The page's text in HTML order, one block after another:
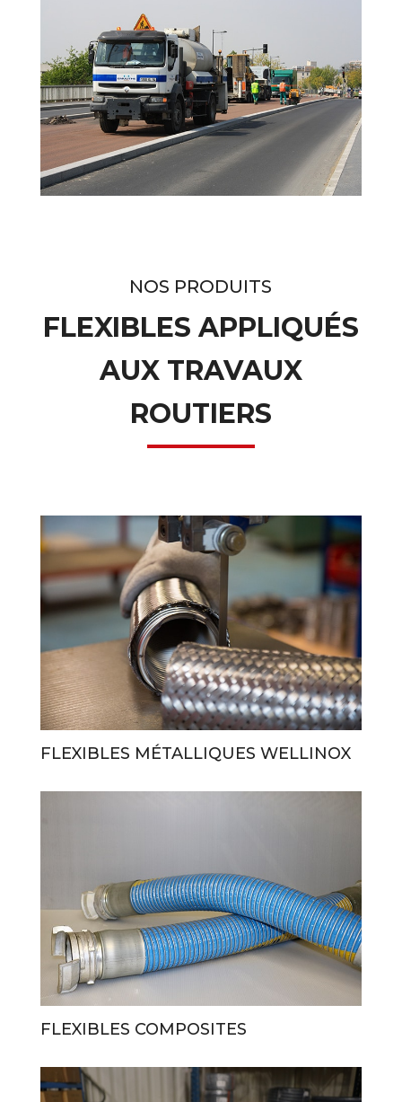
NOS PRODUITS
FLEXIBLES APPLIQUÉS
AUX TRAVAUX
ROUTIERS
FLEXIBLES MÉTALLIQUES WELLINOX
FLEXIBLES COMPOSITES